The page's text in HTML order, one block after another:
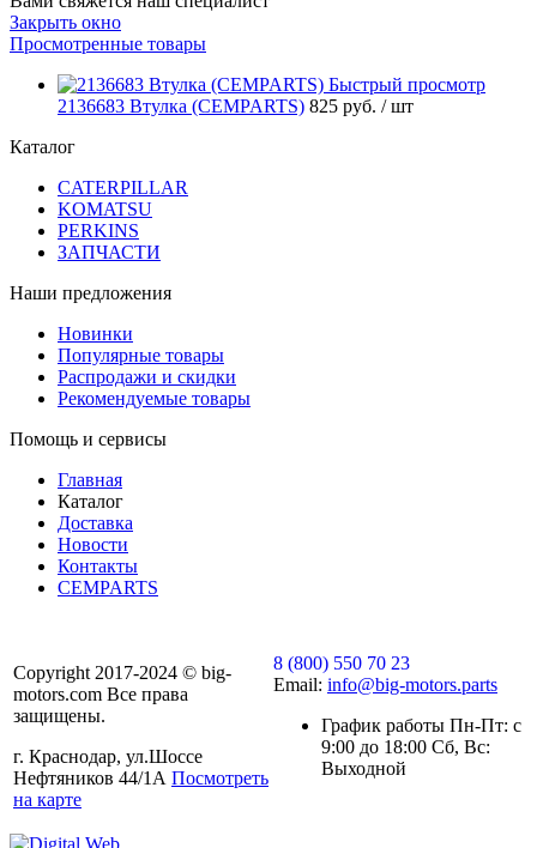
Закрыть окно
Просмотренные товары
Быстрый просмотр
2136683 Втулка (CEMPARTS) 825 руб. / шт
Каталог
CATERPILLAR
KOMATSU
PERKINS
ЗАПЧАСТИ
Наши предложения
Новинки
Популярные товары
Распродажи и скидки
Рекомендуемые товары
Помощь и сервисы
Главная
Каталог
Доставка
Новости
Контакты
CEMPARTS
Copyright 2017-2024 © big-
motors.com Все права
защищены.
г. Краснодар, ул.Шоссе
Нефтяников 44/1А Посмотреть
на карте
8 (800) 550 70 23
Email: info@big-motors.parts
График работы Пн-Пт: с
9:00 до 18:00 Сб, Вс:
Выходной